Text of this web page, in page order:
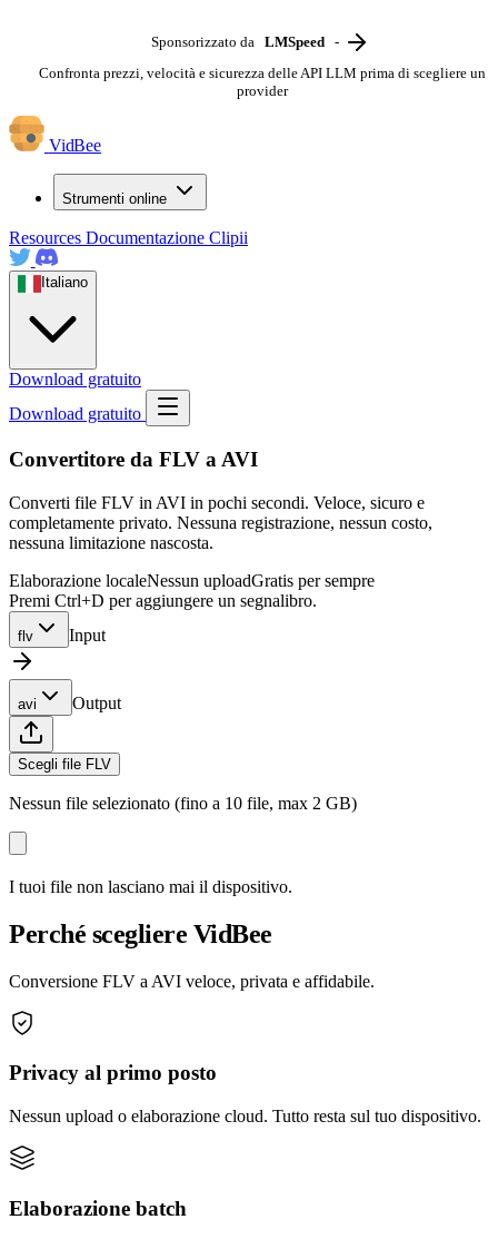
Sponsorizzato da LMSpeed
-
Confronta prezzi, velocità e sicurezza delle API LLM prima di scegliere un
provider
VidBee
Strumenti online
Resources Documentazione Clipii
Italiano
Download gratuito
Download gratuito
Convertitore da FLV a AVI
Converti file FLV in AVI in pochi secondi. Veloce, sicuro e
completamente privato. Nessuna registrazione, nessun costo,
nessuna limitazione nascosta.
Elaborazione localeNessun uploadGratis per sempre
Premi Ctrl+D per aggiungere un segnalibro.
flv Input
avi Output
Scegli file FLV
Nessun file selezionato (fino a 10 file, max 2 GB)
I tuoi file non lasciano mai il dispositivo.
Perché scegliere VidBee
Conversione FLV a AVI veloce, privata e affidabile.
Privacy al primo posto
Nessun upload o elaborazione cloud. Tutto resta sul tuo dispositivo.
Elaborazione batch